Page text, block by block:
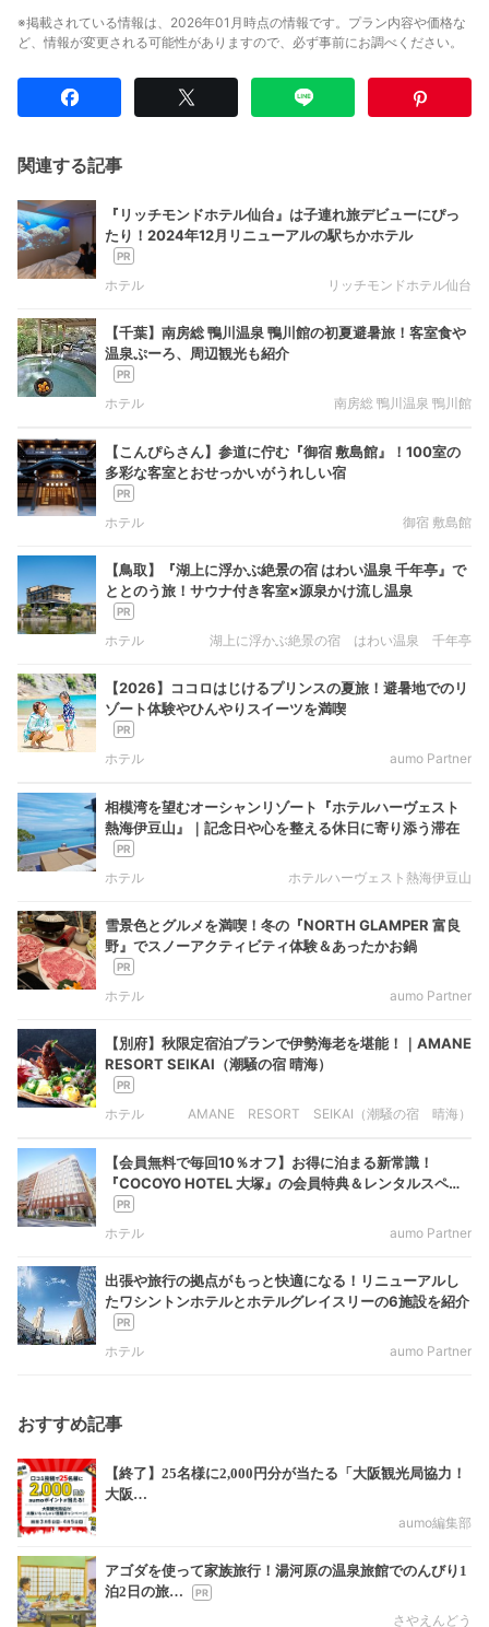
※掲載されている情報は、2026年01月時点の情報です。プラン内容や価格な
ど、情報が変更される可能性がありますので、必ず事前にお調べください。
関連する記事
『リッチモンドホテル仙台』は子連れ旅デビューにぴっ
たり！2024年12月リニューアルの駅ちかホテル
ホテル リッチモンドホテル仙台
【千葉】南房総 鴨川温泉 鴨川館の初夏避暑旅！客室食や
温泉ぷーろ、周辺観光も紹介
ホテル 南房総 鴨川温泉 鴨川館
【こんぴらさん】参道に佇む『御宿 敷島館』！100室の
多彩な客室とおせっかいがうれしい宿
ホテル 御宿 敷島館
【鳥取】『湖上に浮かぶ絶景の宿 はわい温泉 千年亭』で
ととのう旅！サウナ付き客室×源泉かけ流し温泉
ホテル 湖上に浮かぶ絶景の宿 はわい温泉 千年亭
【2026】ココロはじけるプリンスの夏旅！避暑地でのリ
ゾート体験やひんやりスイーツを満喫
ホテル aumo Partner
相模湾を望むオーシャンリゾート『ホテルハーヴェスト
熱海伊豆山』｜記念日や心を整える休日に寄り添う滞在
ホテル ホテルハーヴェスト熱海伊豆山
雪景色とグルメを満喫！冬の『NORTH GLAMPER 富良
野』でスノーアクティビティ体験＆あったかお鍋
ホテル aumo Partner
【別府】秋限定宿泊プランで伊勢海老を堪能！｜AMANE
RESORT SEIKAI（潮騒の宿 晴海）
ホテル AMANE RESORT SEIKAI（潮騒の宿 晴海）
【会員無料で毎回10％オフ】お得に泊まる新常識！
『COCOYO HOTEL 大塚』の会員特典＆レンタルスペー
ス活用ガイド
ホテル aumo Partner
出張や旅行の拠点がもっと快適になる！リニューアルし
たワシントンホテルとホテルグレイスリーの6施設を紹介
ホテル aumo Partner
おすすめ記事
【終了】25名様に2,000円分が当たる「大阪観光局協力！
大阪…
aumo編集部
アゴダを使って家族旅行！湯河原の温泉旅館でのんびり1
泊2日の旅…
さやえんどう